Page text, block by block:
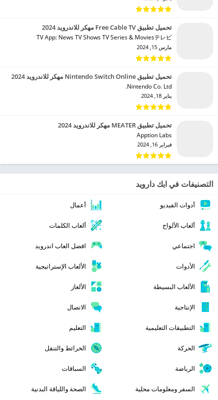
تحميل تطبيق Free Cable TV مهكر للاندرويد 2024
TV App: News TV Shows TV Series & Moviesテレビ‏
مارس 15, 2024
تحميل تطبيق Nintendo Switch Online مهكر للاندرويد 2024
Nintendo Co. Ltd.‏
يناير 18, 2024
تحميل تطبيق MEATER مهكر للاندرويد 2024
Apption Labs‏
فبراير 16, 2024
التصنيفات في ابك دارويد
أدوات الفيديو أعمال
ألعاب الألواح ألعاب الكلمات
اجتماعي افضل العاب اندرويد
الأدوات الألعاب الإستراتيجية
الألعاب البسيطة الألغاز
الإنتاجية الاتصال
التطبيقات التعليمية التعليم
الحركة الخرائط والتنقل
الرياضة السباقات
السفر ومعلومات محلية الصحة واللياقة البدنية